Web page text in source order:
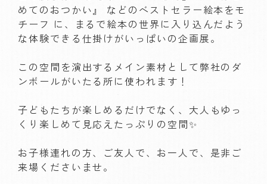
めてのおつかい』 などのベストセラー絵本をモ
チーフ に、まるで絵本の世界に入り込んだよう
な体験できる仕掛けがいっぱいの企画展。
この空間を演出するメイン素材として弊社のダ
ンボールがいたる所に使われます！
子どもたちが楽しめるだけでなく、大人もゆっ
くり楽しめて見応えたっぷりの空間✨
お子様連れの方、ご友人で、お一人で、是非ご
来場くださいませ。